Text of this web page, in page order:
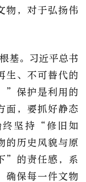
物，对于弘扬伟
基。习近平总书
生、不可替代的
”保护是利用的
面，要抓好静态
终坚持“修旧如
的历史风貌与原
”的责任感，系
确保每一件文物